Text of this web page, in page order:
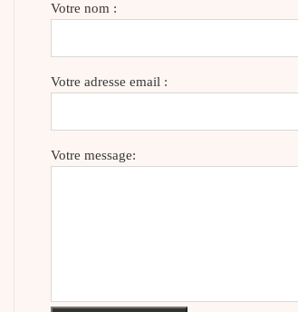
Votre nom :
Votre adresse email :
Votre message: